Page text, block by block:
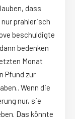
dass
prahlerisch
beschuldigte
bedenken
Monat
Pfund zur
Wenn die
nur, sie
Das könnte